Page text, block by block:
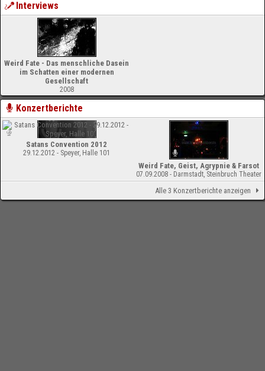
Interviews
Weird Fate - Das menschliche Dasein
im Schatten einer modernen
Gesellschaft
2008
Konzertberichte
Satans Convention 2012
29.12.2012 - Speyer, Halle 101
Weird Fate, Geist, Agrypnie & Farsot
07.09.2008 - Darmstadt, Steinbruch Theater
Alle 3 Konzertberichte anzeigen